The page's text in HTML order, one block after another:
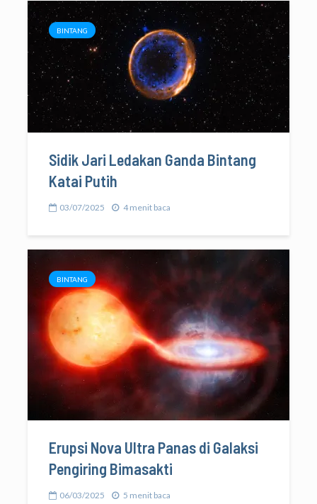
BINTANG
Sidik Jari Ledakan Ganda Bintang
Katai Putih
03/07/2025 4 menit baca
BINTANG
Erupsi Nova Ultra Panas di Galaksi
Pengiring Bimasakti
06/03/2025 5 menit baca